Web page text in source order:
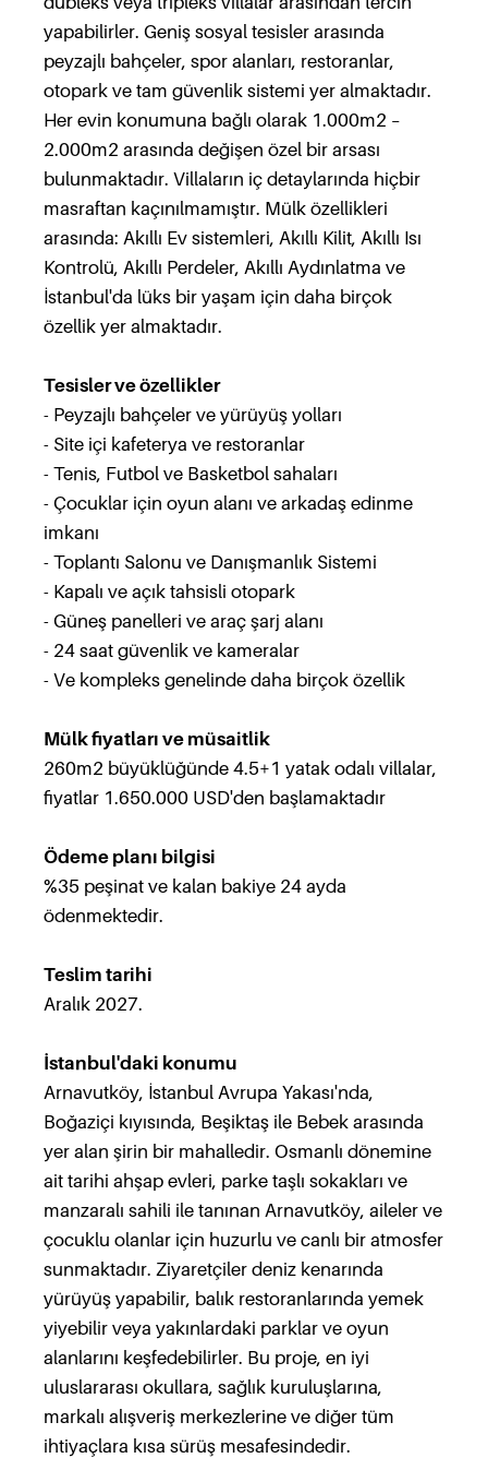
yapabilirler. Geniş sosyal tesisler arasında
peyzajlı bahçeler, spor alanları, restoranlar,
otopark ve tam güvenlik sistemi yer almaktadır.
Her evin konumuna bağlı olarak 1.000m2 –
2.000m2 arasında değişen özel bir arsası
bulunmaktadır. Villaların iç detaylarında hiçbir
masraftan kaçınılmamıştır. Mülk özellikleri
arasında: Akıllı Ev sistemleri, Akıllı Kilit, Akıllı Isı
Kontrolü, Akıllı Perdeler, Akıllı Aydınlatma ve
İstanbul'da lüks bir yaşam için daha birçok
özellik yer almaktadır.
Tesisler ve özellikler
- Peyzajlı bahçeler ve yürüyüş yolları
- Site içi kafeterya ve restoranlar
- Tenis, Futbol ve Basketbol sahaları
- Çocuklar için oyun alanı ve arkadaş edinme
imkanı
- Toplantı Salonu ve Danışmanlık Sistemi
- Kapalı ve açık tahsisli otopark
- Güneş panelleri ve araç şarj alanı
- 24 saat güvenlik ve kameralar
- Ve kompleks genelinde daha birçok özellik
Mülk fiyatları ve müsaitlik
260m2 büyüklüğünde 4.5+1 yatak odalı villalar,
fiyatlar 1.650.000 USD'den başlamaktadır
Ödeme planı bilgisi
%35 peşinat ve kalan bakiye 24 ayda
ödenmektedir.
Teslim tarihi
Aralık 2027.
İstanbul'daki konumu
Arnavutköy, İstanbul Avrupa Yakası'nda,
Boğaziçi kıyısında, Beşiktaş ile Bebek arasında
yer alan şirin bir mahalledir. Osmanlı dönemine
ait tarihi ahşap evleri, parke taşlı sokakları ve
manzaralı sahili ile tanınan Arnavutköy, aileler ve
çocuklu olanlar için huzurlu ve canlı bir atmosfer
sunmaktadır. Ziyaretçiler deniz kenarında
yürüyüş yapabilir, balık restoranlarında yemek
yiyebilir veya yakınlardaki parklar ve oyun
alanlarını keşfedebilirler. Bu proje, en iyi
uluslararası okullara, sağlık kuruluşlarına,
markalı alışveriş merkezlerine ve diğer tüm
ihtiyaçlara kısa sürüş mesafesindedir.